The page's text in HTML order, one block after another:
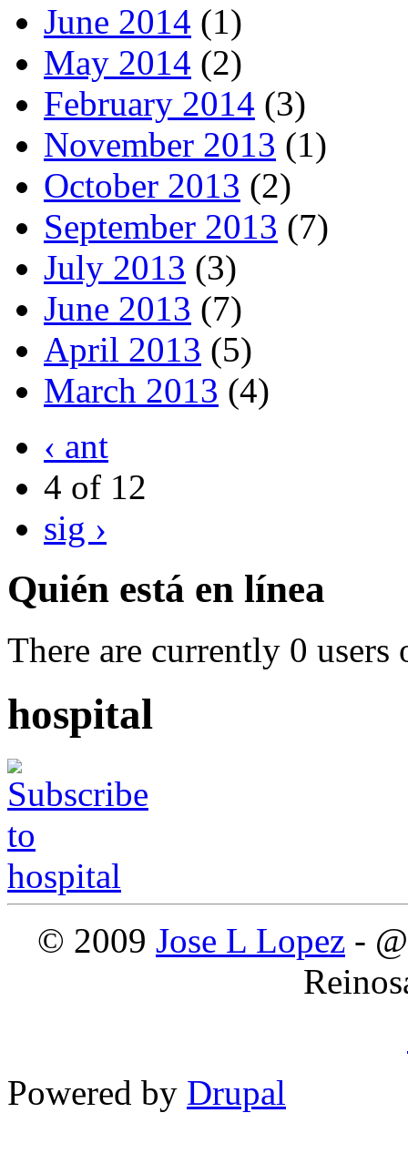
June 2014 (1)
May 2014 (2)
February 2014 (3)
November 2013 (1)
October 2013 (2)
September 2013 (7)
July 2013 (3)
June 2013 (7)
April 2013 (5)
March 2013 (4)
‹ ant
4 of 12
sig ›
Quién está en línea
There are currently 0 users
hospital
© 2009 Jose L Lopez -
Powered by Drupal